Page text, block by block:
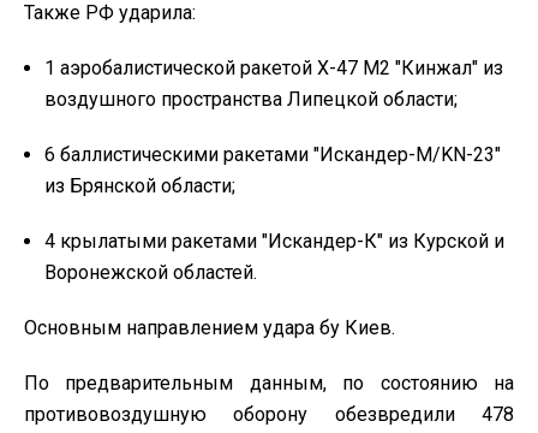
Также РФ ударила:
1 аэробалистической ракетой Х-47 М2 "Кинжал" из
воздушного пространства Липецкой области;
6 баллистическими ракетами "Искандер-М/KN-23"
из Брянской области;
4 крылатыми ракетами "Искандер-К" из Курской и
Воронежской областей.
Основным направлением удара бу Киев.
По предварительным данным, по состоянию на
противовоздушную оборону обезвредили 478